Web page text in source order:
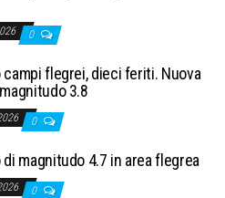
0
flegrei, dieci feriti. Nuova
3.8
0
magnitudo 4.7 in area flegrea
0